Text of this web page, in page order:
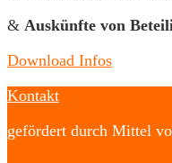
& Auskünfte von
Download Infos
Kontakt
gefördert durch Mittel